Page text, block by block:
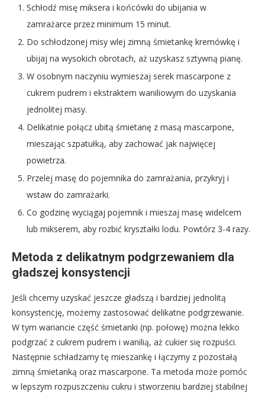
Schłodź misę miksera i końcówki do ubijania w
zamrażarce przez minimum 15 minut.
Do schłodzonej misy wlej zimną śmietankę kremówkę i
ubijaj na wysokich obrotach, aż uzyskasz sztywną pianę.
W osobnym naczyniu wymieszaj serek mascarpone z
cukrem pudrem i ekstraktem waniliowym do uzyskania
jednolitej masy.
Delikatnie połącz ubitą śmietanę z masą mascarpone,
mieszając szpatułką, aby zachować jak najwięcej
powietrza.
Przelej masę do pojemnika do zamrażania, przykryj i
wstaw do zamrażarki.
Co godzinę wyciągaj pojemnik i mieszaj masę widelcem
lub mikserem, aby rozbić kryształki lodu. Powtórz 3-4 razy.
Metoda z delikatnym podgrzewaniem dla
gładszej konsystencji
Jeśli chcemy uzyskać jeszcze gładszą i bardziej jednolitą
konsystencję, możemy zastosować delikatne podgrzewanie.
W tym wariancie część śmietanki (np. połowę) można lekko
podgrzać z cukrem pudrem i wanilią, aż cukier się rozpuści.
Następnie schładzamy tę mieszankę i łączymy z pozostałą
zimną śmietanką oraz mascarpone. Ta metoda może pomóc
w lepszym rozpuszczeniu cukru i stworzeniu bardziej stabilnej